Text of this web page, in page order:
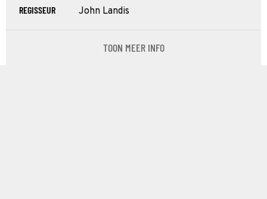
REGISSEUR John Landis
TOON MEER INFO